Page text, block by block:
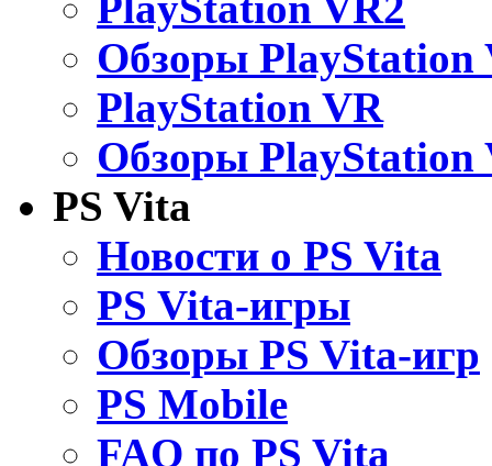
Обзоры PlayStation
PlayStation VR
Обзоры PlayStation
PS Vita
Новости о PS Vita
PS Vita-игры
Обзоры PS Vita-игр
PS Mobile
FAQ по PS Vita